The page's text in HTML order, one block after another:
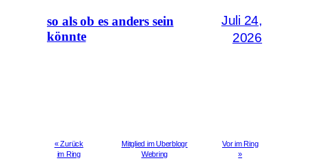
so als ob es anders sein
könnte
Juli 24,
2026
« Zurück
im Ring
Mitglied im Uberblogr
Webring
Vor im Ring
»